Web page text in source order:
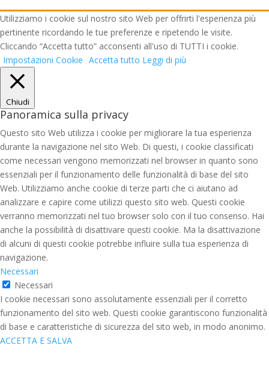
Utilizziamo i cookie sul nostro sito Web per offrirti l'esperienza più
pertinente ricordando le tue preferenze e ripetendo le visite.
Cliccando “Accetta tutto” acconsenti all'uso di TUTTI i cookie.
Impostazioni Cookie Accetta tutto Leggi di più
Chiudi
Panoramica sulla privacy
Questo sito Web utilizza i cookie per migliorare la tua esperienza
durante la navigazione nel sito Web. Di questi, i cookie classificati
come necessari vengono memorizzati nel browser in quanto sono
essenziali per il funzionamento delle funzionalità di base del sito
Web. Utilizziamo anche cookie di terze parti che ci aiutano ad
analizzare e capire come utilizzi questo sito web. Questi cookie
verranno memorizzati nel tuo browser solo con il tuo consenso. Hai
anche la possibilità di disattivare questi cookie. Ma la disattivazione
di alcuni di questi cookie potrebbe influire sulla tua esperienza di
navigazione.
Necessari
Necessari
I cookie necessari sono assolutamente essenziali per il corretto
funzionamento del sito web. Questi cookie garantiscono funzionalità
di base e caratteristiche di sicurezza del sito web, in modo anonimo.
ACCETTA E SALVA